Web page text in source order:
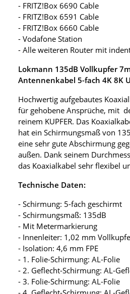
- FRITZ!Box 6690 Cable
- FRITZ!Box 6591 Cable
- FRITZ!Box 6660 Cable
- Vodafone Station
- Alle weiteren Router mit
Lokmann 135dB Vollkupfer
Antennenkabel 5-fach 4K 8K
Hochwertig aufgebautes
für gehobene Ansprüche, mit
reinem KUPFER. Das
hat ein Schirmungsmaß von
eine sehr gute Abschirmung
außen. Dank seinem
das Koaxialkabel sehr flexibel
Technische Daten:
- Schirmung: 5-fach geschirmt
- Schirmungsmaß: 135dB
- Mit Metermarkierung
- Innenleiter: 1,02 mm
- Isolation: 4,6 mm FPE
- 1. Folie-Schirmung: AL-Folie
- 2. Geflecht-Schirmung: AL-
- 3. Folie-Schirmung: AL-Folie